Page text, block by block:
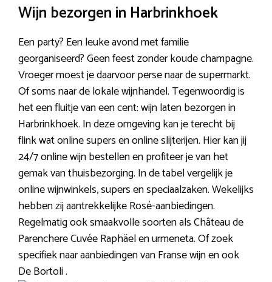
Wijn bezorgen in Harbrinkhoek
Een party? Een leuke avond met familie
georganiseerd? Geen feest zonder koude champagne.
Vroeger moest je daarvoor perse naar de supermarkt.
Of soms naar de lokale wijnhandel. Tegenwoordig is
het een fluitje van een cent: wijn laten bezorgen in
Harbrinkhoek. In deze omgeving kan je terecht bij
flink wat online supers en online slijterijen. Hier kan jij
24/7 online wijn bestellen en profiteer je van het
gemak van thuisbezorging. In de tabel vergelijk je
online wijnwinkels, supers en speciaalzaken. Wekelijks
hebben zij aantrekkelijke Rosé-aanbiedingen.
Regelmatig ook smaakvolle soorten als Château de
Parenchere Cuvée Raphäel en urmeneta. Of zoek
specifiek naar aanbiedingen van Franse wijn en ook
De Bortoli .